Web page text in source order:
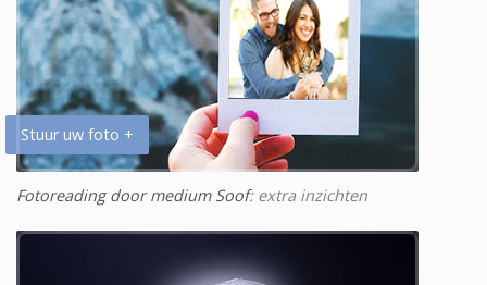
Stuur uw foto +
Fotoreading door medium Soof: extra inzichten